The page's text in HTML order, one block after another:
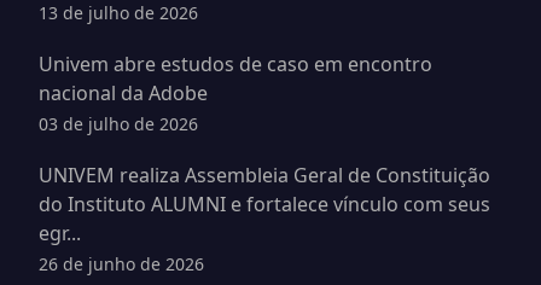
13 de julho de 2026
Univem abre estudos de caso em encontro
nacional da Adobe
03 de julho de 2026
UNIVEM realiza Assembleia Geral de Constituição
do Instituto ALUMNI e fortalece vínculo com seus
egr...
26 de junho de 2026